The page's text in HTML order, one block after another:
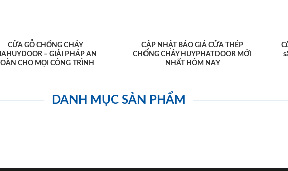
CỬA GỖ CHỐNG CHÁY
– GIẢI PHÁP AN
TOÀN CHO MỌI CÔNG TRÌNH
CẬP NHẬT BÁO GIÁ CỬA THÉP
CHỐNG CHÁY HUYPHATDOOR MỚI
NHẤT HÔM NAY
DANH MỤC SẢN PHẨM